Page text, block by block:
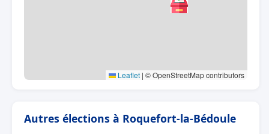
Leaflet | © OpenStreetMap contributors
Autres élections à Roquefort-la-Bédoule